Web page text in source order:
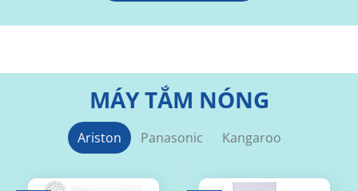
MÁY TẮM NÓNG
Ariston Panasonic Kangaroo